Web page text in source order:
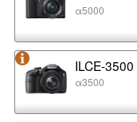
α5000
ILCE-3500
α3500